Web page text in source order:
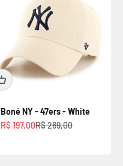
Boné NY - 47ers - White
Preço promocional
R$ 197,00Preço normal
R$ 269,00